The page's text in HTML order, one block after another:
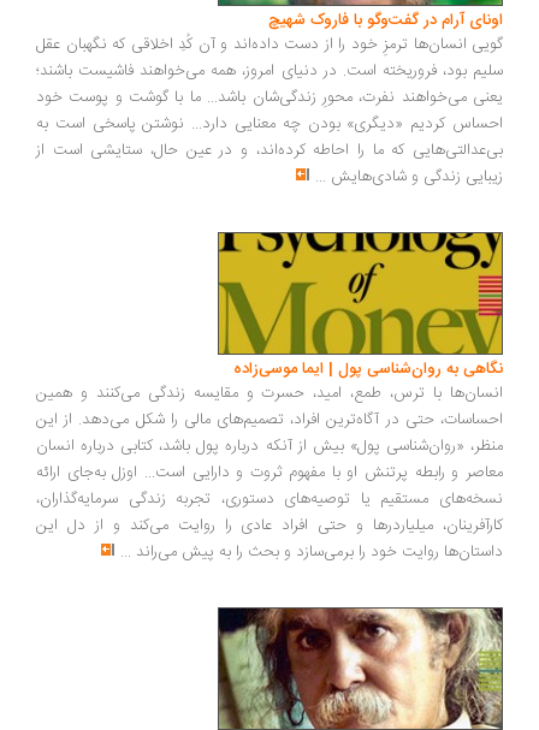
اونای آرام در گفت‌وگو با فاروک شهیچ‭
گویی انسان‌ها ترمزِ خود را از دست داده‌اند و آن کُدِ اخلاقی که نگهبان عقل
سلیم بود، فروریخته است. در دنیای امروز، همه می‌خواهند فاشیست باشند؛
یعنی می‌خواهند نفرت، محورِ زندگی‌شان باشد... ما با گوشت و پوست خود
احساس کردیم «دیگری» بودن چه معنایی دارد... نوشتن پاسخی است به
بی‌عدالتی‌هایی که ما را احاطه کرده‌اند، و در عین حال، ستایشی است از
زیبایی زندگی و شادی‌هایش ...
نگاهی به روان‌شناسی پول | ایما موسی‌زاده
انسان‌ها با ترس، طمع، امید، حسرت و مقایسه زندگی می‌کنند و همین
احساسات، حتی در آگاه‌ترین افراد، تصمیم‌های مالی را شکل می‌دهد. از این
منظر، «روان‌شناسی پول» بیش از آنکه درباره پول باشد، کتابی درباره انسان
معاصر و رابطه پرتنش او با مفهوم ثروت و دارایی است... اوزل به‌جای ارائه
نسخه‌های مستقیم یا توصیه‌های دستوری، تجربه زندگی سرمایه‌گذاران،
کارآفرینان، میلیاردرها و حتی افراد عادی را روایت می‌کند و از دل این
داستان‌ها روایت خود را برمی‌سازد و بحث را به پیش می‌راند ...